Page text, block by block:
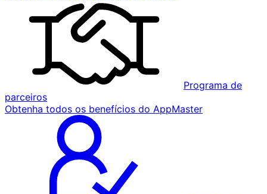
Programa de
parceiros
Obtenha todos os benefícios do AppMaster